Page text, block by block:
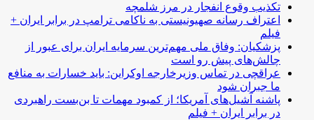
تکذیب وقوع انفجار در مرز شلمچه
اعتراف رسانه صهیونیستی به ناکامی ترامپ در برابر ایران +
فیلم
پزشکیان: وفاق ملی مهم‌ترین سرمایه ایران برای عبور از
چالش‌های پیش رو است
عراقچی در تماس وزیرخارجه اوکراین: باید خسارات به منافع
ما جبران شود
پاشنه آشیل‌های آمریکا؛ از کمبود مهمات تا بن‌بست راهبردی
در برابر ایران + فیلم